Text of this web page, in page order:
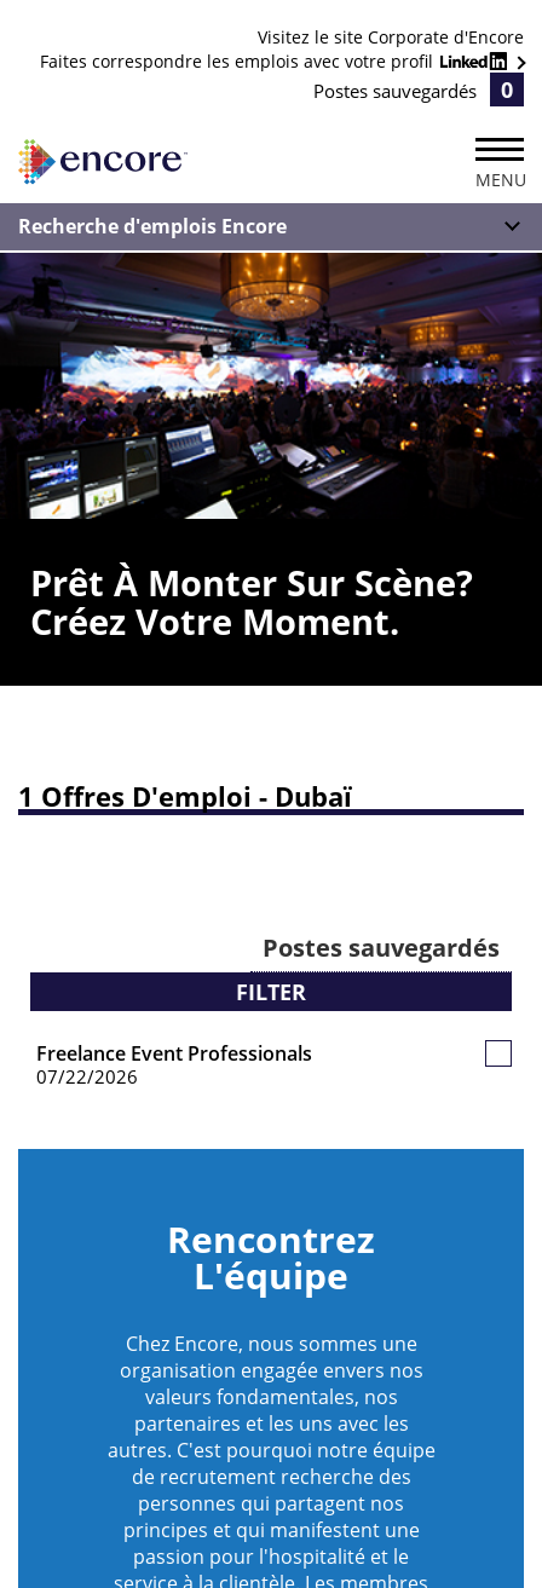
Visitez le site Corporate d'Encore
Faites correspondre les emplois avec votre profil
Postes sauvegardés 0
MENU
Recherche d'emplois Encore
Prêt À Monter Sur Scène?
Créez Votre Moment.
1 Offres D'emploi - Dubaï
Postes sauvegardés
FILTER
Freelance Event Professionals
07/22/2026
Rencontrez
L'équipe
Chez Encore, nous sommes une
organisation engagée envers nos
valeurs fondamentales, nos
partenaires et les uns avec les
autres. C'est pourquoi notre équipe
de recrutement recherche des
personnes qui partagent nos
principes et qui manifestent une
passion pour l'hospitalité et le